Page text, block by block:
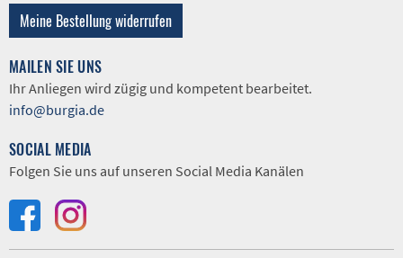
Meine Bestellung widerrufen
MAILEN SIE UNS
Ihr Anliegen wird zügig und kompetent bearbeitet.
info@burgia.de
SOCIAL MEDIA
Folgen Sie uns auf unseren Social Media Kanälen